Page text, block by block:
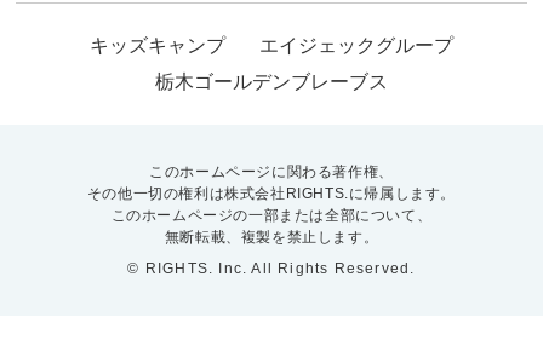
キッズキャンプ
エイジェックグループ
栃木ゴールデンブレーブス
このホームページに関わる著作権、
その他一切の権利は株式会社RIGHTS.に帰属します。
このホームページの一部または全部について、
無断転載、複製を禁止します。
© RIGHTS. Inc. All Rights Reserved.